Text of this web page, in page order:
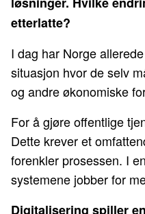
etterlatte?
I dag har Norge
situasjon hvor de selv
og andre økonomiske
For å gjøre offentlige
Dette krever et
forenkler prosessen. I
systemene jobber for
Digitalisering spiller